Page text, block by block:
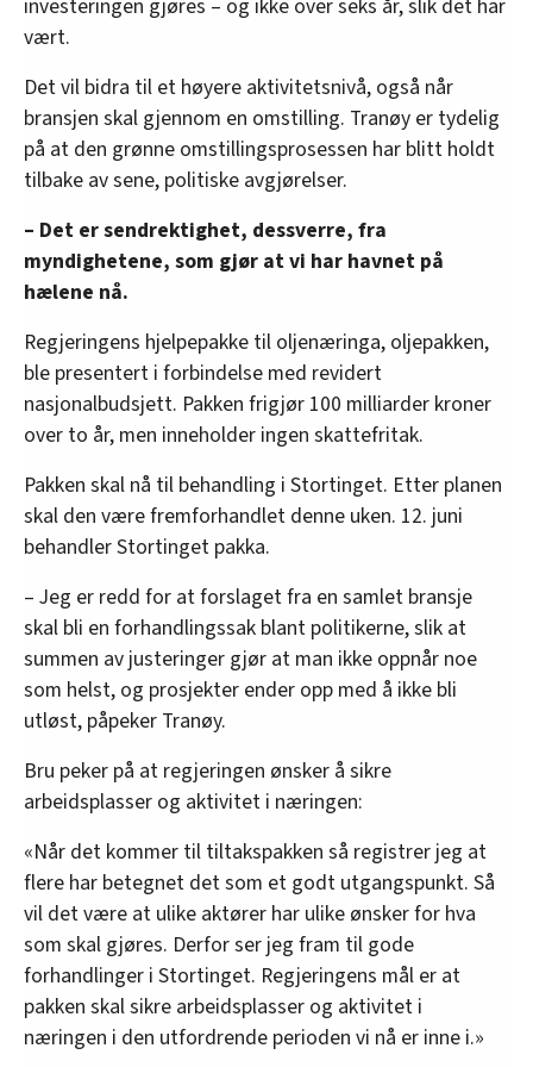
investeringen gjøres – og ikke over seks år, slik det har
vært.
Det vil bidra til et høyere aktivitetsnivå, også når
bransjen skal gjennom en omstilling. Tranøy er tydelig
på at den grønne omstillingsprosessen har blitt holdt
tilbake av sene, politiske avgjørelser.
– Det er sendrektighet, dessverre, fra
myndighetene, som gjør at vi har havnet på
hælene nå.
Regjeringens hjelpepakke til oljenæringa, oljepakken,
ble presentert i forbindelse med revidert
nasjonalbudsjett. Pakken frigjør 100 milliarder kroner
over to år, men inneholder ingen skattefritak.
Pakken skal nå til behandling i Stortinget. Etter planen
skal den være fremforhandlet denne uken. 12. juni
behandler Stortinget pakka.
– Jeg er redd for at forslaget fra en samlet bransje
skal bli en forhandlingssak blant politikerne, slik at
summen av justeringer gjør at man ikke oppnår noe
som helst, og prosjekter ender opp med å ikke bli
utløst, påpeker Tranøy.
Bru peker på at regjeringen ønsker å sikre
arbeidsplasser og aktivitet i næringen:
«Når det kommer til tiltakspakken så registrer jeg at
flere har betegnet det som et godt utgangspunkt. Så
vil det være at ulike aktører har ulike ønsker for hva
som skal gjøres. Derfor ser jeg fram til gode
forhandlinger i Stortinget. Regjeringens mål er at
pakken skal sikre arbeidsplasser og aktivitet i
næringen i den utfordrende perioden vi nå er inne i.»